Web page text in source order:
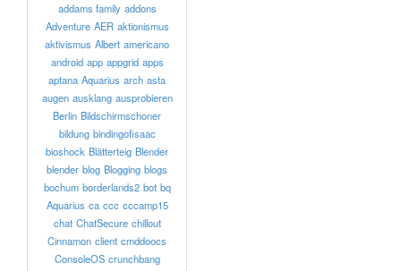
addams family addons
Adventure AER aktionismus
aktivismus Albert americano
android app appgrid apps
aptana Aquarius arch asta
augen ausklang ausprobieren
Berlin Bildschirmschoner
bildung bindingofisaac
bioshock Blätterteig Blender
blender blog Blogging blogs
bochum borderlands2 bot bq
Aquarius ca ccc cccamp15
chat ChatSecure chillout
Cinnamon client cmddoocs
ConsoleOS crunchbang